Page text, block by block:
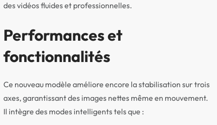
des vidéos fluides et professionnelles.
Performances et
fonctionnalités
Ce nouveau modèle améliore encore la stabilisation sur trois
axes, garantissant des images nettes même en mouvement.
Il intègre des modes intelligents tels que :